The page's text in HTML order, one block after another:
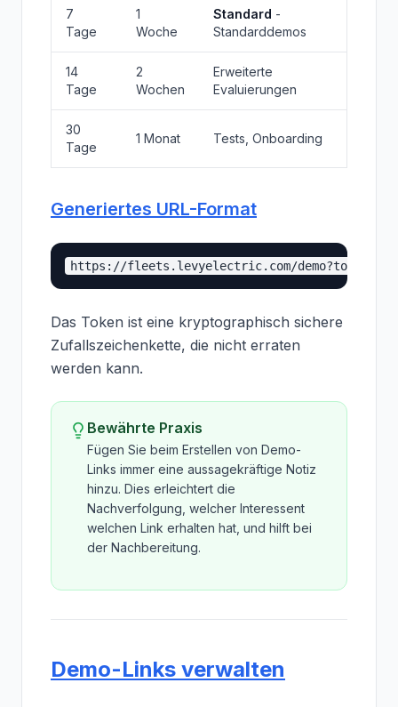
7
Tage
1
Woche
Standard -
Standarddemos
14
Tage
2
Wochen
Erweiterte
Evaluierungen
30
Tage
1 Monat Tests, Onboarding
Generiertes URL-Format
Das Token ist eine kryptographisch sichere
Zufallszeichenkette, die nicht erraten
werden kann.
Bewährte Praxis
Fügen Sie beim Erstellen von Demo-
Links immer eine aussagekräftige Notiz
hinzu. Dies erleichtert die
Nachverfolgung, welcher Interessent
welchen Link erhalten hat, und hilft bei
der Nachbereitung.
Demo-Links verwalten